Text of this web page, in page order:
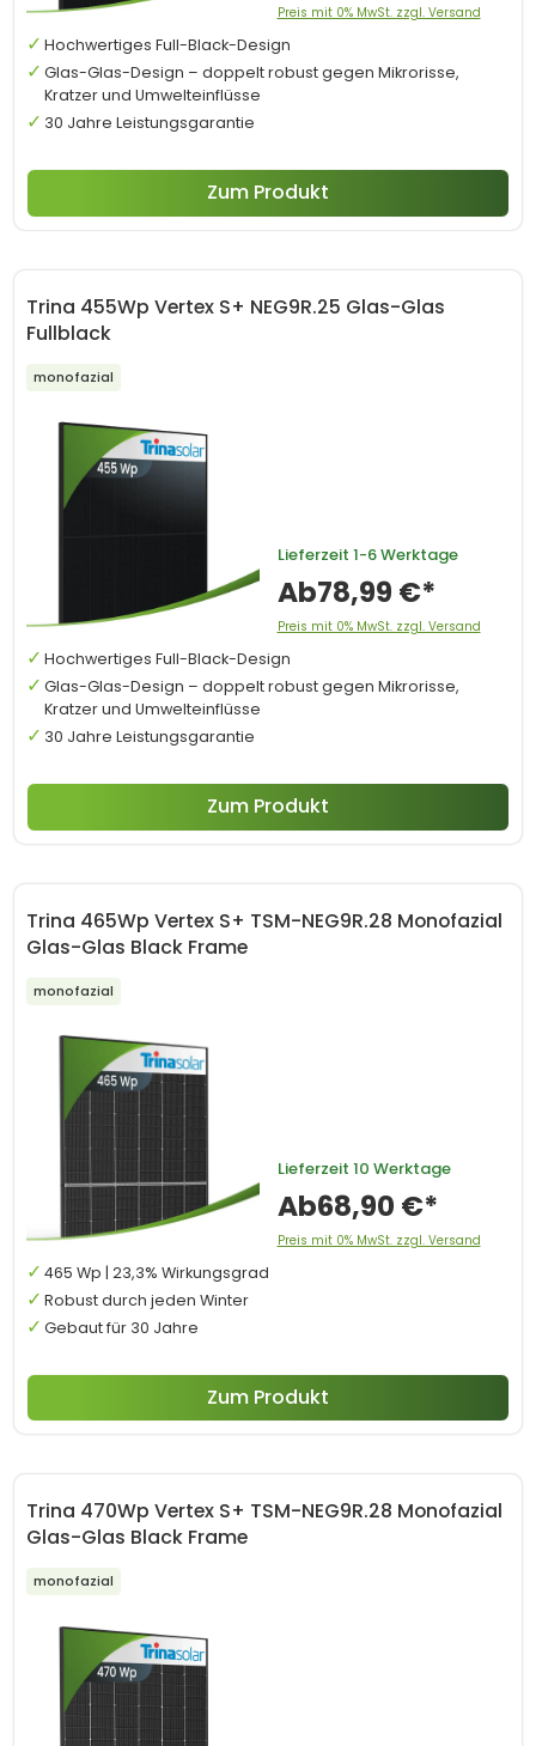
Preis mit 0% MwSt. zzgl. Versand
Hochwertiges Full-Black-Design
Glas-Glas-Design – doppelt robust gegen Mikrorisse,
Kratzer und Umwelteinflüsse
30 Jahre Leistungsgarantie
Zum Produkt
Trina 455Wp Vertex S+ NEG9R.25 Glas-Glas
Fullblack
monofazial
Lieferzeit 1-6 Werktage
Ab78,99 €*
Preis mit 0% MwSt. zzgl. Versand
Hochwertiges Full-Black-Design
Glas-Glas-Design – doppelt robust gegen Mikrorisse,
Kratzer und Umwelteinflüsse
30 Jahre Leistungsgarantie
Zum Produkt
Trina 465Wp Vertex S+ TSM-NEG9R.28 Monofazial
Glas-Glas Black Frame
monofazial
Lieferzeit 10 Werktage
Ab68,90 €*
Preis mit 0% MwSt. zzgl. Versand
465 Wp | 23,3% Wirkungsgrad
Robust durch jeden Winter
Gebaut für 30 Jahre
Zum Produkt
Trina 470Wp Vertex S+ TSM-NEG9R.28 Monofazial
Glas-Glas Black Frame
monofazial